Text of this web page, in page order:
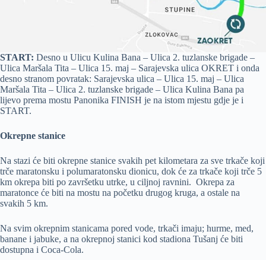
START: Desno u Ulicu Kulina Bana – Ulica 2. tuzlanske brigade –
Ulica Maršala Tita – Ulica 15. maj – Sarajevska ulica OKRET i onda
desno stranom povratak: Sarajevska ulica – Ulica 15. maj – Ulica
Maršala Tita – Ulica 2. tuzlanske brigade – Ulica Kulina Bana pa
lijevo prema mostu Panonika FINISH je na istom mjestu gdje je i
START.
Okrepne stanice
Na stazi će biti okrepne stanice svakih pet kilometara za sve trkače koji
trče maratonsku i polumaratonsku dionicu, dok će za trkače koji trče 5
km okrepa biti po završetku utrke, u ciljnoj ravnini. Okrepa za
maratonce će biti na mostu na početku drugog kruga, a ostale na
svakih 5 km.
Na svim okrepnim stanicama pored vode, trkači imaju; hurme, med,
banane i jabuke, a na okrepnoj stanici kod stadiona Tušanj će biti
dostupna i Coca-Cola.